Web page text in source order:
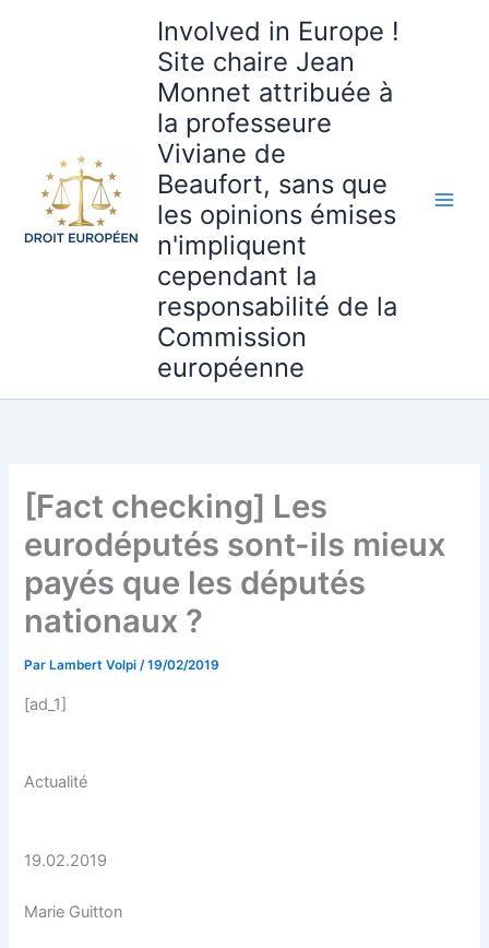
Involved in Europe !
Site chaire Jean
Monnet attribuée à
la professeure
Viviane de
Beaufort, sans que
les opinions émises
n'impliquent
cependant la
responsabilité de la
Commission
européenne
[Fact checking] Les
eurodéputés sont-ils mieux
payés que les députés
nationaux ?
Par Lambert Volpi/19/02/2019
[ad_1]
Actualité
19.02.2019
Marie Guitton